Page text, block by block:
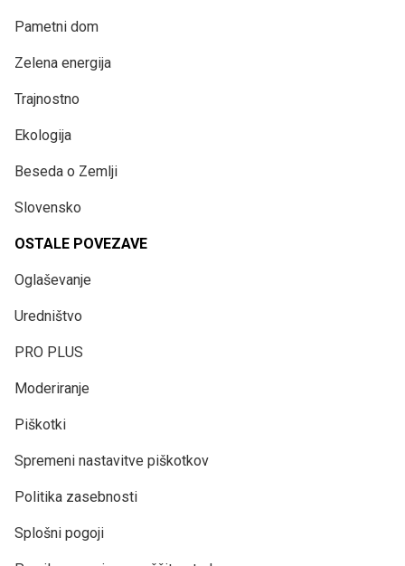
Pametni dom
Zelena energija
Trajnostno
Ekologija
Beseda o Zemlji
Slovensko
OSTALE POVEZAVE
Oglaševanje
Uredništvo
PRO PLUS
Moderiranje
Piškotki
Spremeni nastavitve piškotkov
Politika zasebnosti
Splošni pogoji